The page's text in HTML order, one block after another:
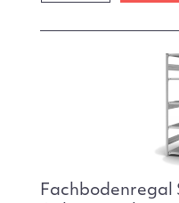
Fachbodenregal